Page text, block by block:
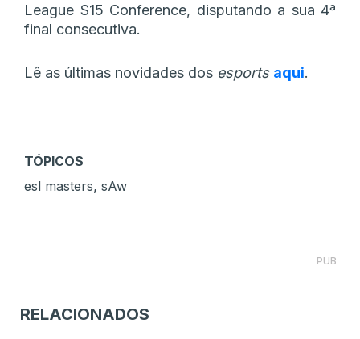
League S15 Conference, disputando a sua 4ª
final consecutiva.
Lê as últimas novidades dos esports aqui.
TÓPICOS
esl masters, sAw
PUB
RELACIONADOS